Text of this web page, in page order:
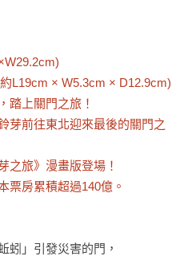
L19cm × W5.3cm × D12.9cm)
踏上關門之旅！
芽前往東北迎來最後的關門之
之旅》漫畫版登場！
票房累積超過140億。
蚓」引發災害的門，